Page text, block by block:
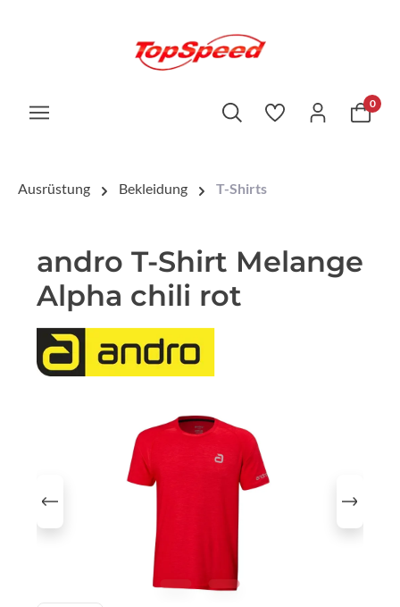
0
Ausrüstung Bekleidung T-Shirts
andro T-Shirt Melange
Alpha chili rot